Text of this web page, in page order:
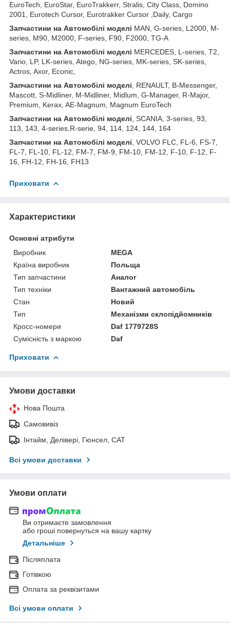
EuroTech, EuroStar, EuroTrakkerr, Stralis, City Class, Domino
2001, Eurotech Cursor, Eurotrakker Cursor ,Daily, Cargo
Запчастини на Автомобілі моделі MAN, G-series, L2000, M-
series, M90, M2000, F-series, F90, F2000, TG-A
Запчастини на Автомобілі моделі MERCEDES, L-series, T2,
Vario, LP, LK-series, Atego, NG-series, MK-series, SK-series,
Actros, Axor, Econic,
Запчастини на Автомобілі моделі , RENAULT, B-Messenger,
Mascott, S-Midliner, M-Midliner, Midlum, G-Manager, R-Major,
Premium, Kerax, AE-Magnum, Magnum EuroTech
Запчастини на Автомобілі моделі , SCANIA, 3-series, 93,
113, 143, 4-series,R-serie, 94, 114, 124, 144, 164
Запчастини на Автомобілі моделі , VOLVO FLC, FL-6, FS-7,
FL-7, FL-10, FL-12, FM-7, FM-9, FM-10, FM-12, F-10, F-12, F-
16, FH-12, FH-16, FH13
Приховати
Характеристики
Основні атрибути
Виробник
MEGA
Країна виробник
Польща
Тип запчастини
Аналог
Тип техніки
Вантажний автомобіль
Стан
Новий
Тип
Механізми склопідйомників
Кросс-номери
Daf 1779728S
Сумісність з маркою
Daf
Приховати
Умови доставки
Нова Пошта
Самовивіз
Інтайм, Делівері, Гюнсел, САТ
Всі умови доставки
Умови оплати
Ви отримаєте замовлення
або гроші повернуться на вашу картку
Детальніше
Післяплата
Готівкою
Оплата за реквізитами
Всі умови оплати